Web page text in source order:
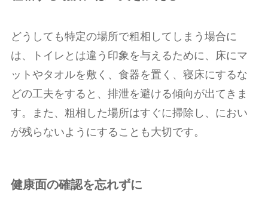
どうしても特定の場所で粗相してしまう場合に
は、トイレとは違う印象を与えるために、床にマ
ットやタオルを敷く、食器を置く、寝床にするな
どの工夫をすると、排泄を避ける傾向が出てきま
す。また、粗相した場所はすぐに掃除し、におい
が残らないようにすることも大切です。
健康面の確認を忘れずに